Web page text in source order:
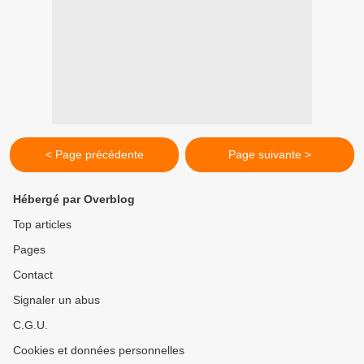
< Page précédente Page suivante >
Hébergé par Overblog
Top articles
Pages
Contact
Signaler un abus
C.G.U.
Cookies et données personnelles